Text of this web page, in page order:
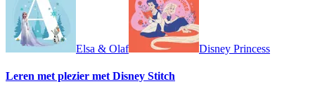
Elsa & Olaf Disney Princess
Leren met plezier met Disney Stitch